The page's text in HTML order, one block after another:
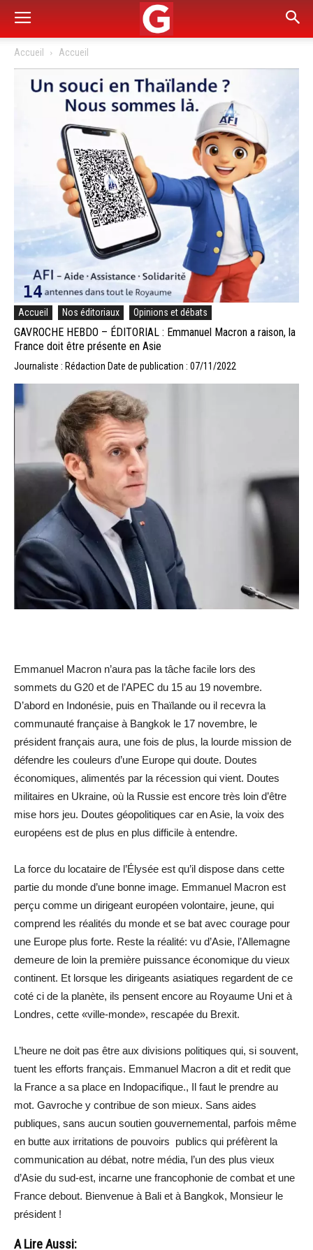
Accueil Accueil
Accueil Nos éditoriaux Opinions et débats
GAVROCHE HEBDO – ÉDITORIAL : Emmanuel Macron a raison, la
France doit être présente en Asie
Journaliste : Rédaction Date de publication : 07/11/2022
Emmanuel Macron n’aura pas la tâche facile lors des
sommets du G20 et de l’APEC du 15 au 19 novembre.
D’abord en Indonésie, puis en Thaïlande ou il recevra la
communauté française à Bangkok le 17 novembre, le
président français aura, une fois de plus, la lourde mission de
défendre les couleurs d’une Europe qui doute. Doutes
économiques, alimentés par la récession qui vient. Doutes
militaires en Ukraine, où la Russie est encore très loin d’être
mise hors jeu. Doutes géopolitiques car en Asie, la voix des
européens est de plus en plus difficile à entendre.
La force du locataire de l’Élysée est qu’il dispose dans cette
partie du monde d’une bonne image. Emmanuel Macron est
perçu comme un dirigeant européen volontaire, jeune, qui
comprend les réalités du monde et se bat avec courage pour
une Europe plus forte. Reste la réalité: vu d’Asie, l’Allemagne
demeure de loin la première puissance économique du vieux
continent. Et lorsque les dirigeants asiatiques regardent de ce
coté ci de la planète, ils pensent encore au Royaume Uni et à
Londres, cette «ville-monde», rescapée du Brexit.
L’heure ne doit pas être aux divisions politiques qui, si souvent,
tuent les efforts français. Emmanuel Macron a dit et redit que
la France a sa place en Indopacifique., Il faut le prendre au
mot. Gavroche y contribue de son mieux. Sans aides
publiques, sans aucun soutien gouvernemental, parfois même
en butte aux irritations de pouvoirs publics qui préfèrent la
communication au débat, notre média, l’un des plus vieux
d’Asie du sud-est, incarne une francophonie de combat et une
France debout. Bienvenue à Bali et à Bangkok, Monsieur le
président !
A Lire Aussi: